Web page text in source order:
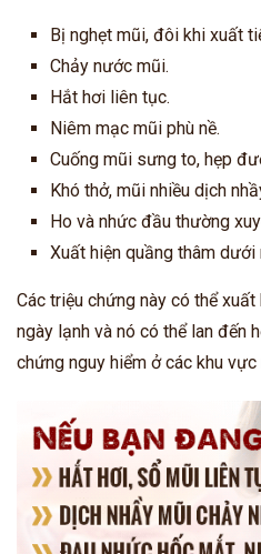
Bị nghẹt mũi, đôi khi xuất
Chảy nước mũi.
Hắt hơi liên tục.
Niêm mạc mũi phù nề.
Cuống mũi sưng to, hẹp
Khó thở, mũi nhiều dịch
Ho và nhức đầu thường
Xuất hiện quầng thâm dưới
Các triệu chứng này có thể
ngày lạnh và nó có thể lan đến
chứng nguy hiểm ở các khu vực